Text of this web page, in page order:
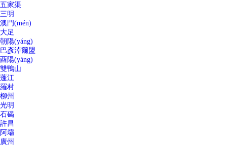
五家渠
三明
澳門(mén)
大足
朝陽(yáng)
巴彥淖爾盟
酉陽(yáng)
雙鴨山
蓬江
羅村
柳州
光明
石碣
許昌
阿壩
廣州